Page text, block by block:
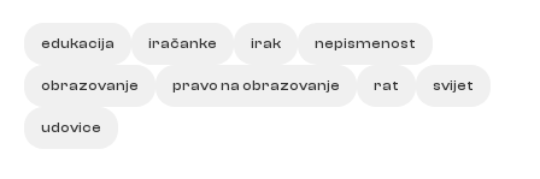
edukacija iračanke irak nepismenost
obrazovanje pravo na obrazovanje rat svijet
udovice